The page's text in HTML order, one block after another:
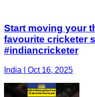
Start moving your
favourite cricketer
#indiancricketer
India | Oct 16, 2025